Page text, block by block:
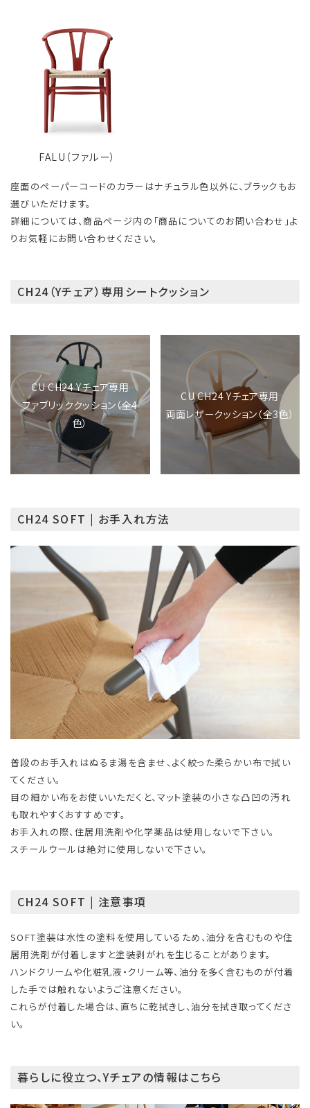
FALU（ファルー）
座面のペーパーコードのカラーはナチュラル色以外に、ブラックもお
選びいただけます。
詳細については、商品ページ内の「商品についてのお問い合わせ」よ
りお気軽にお問い合わせください。
CH24（Yチェア）専用シートクッション
CU CH24 Yチェア専用
ファブリッククッション（全4
色）
CU CH24 Yチェア専用
両面レザークッション（全3色）
CH24 SOFT | お手入れ方法
普段のお手入れはぬるま湯を含ませ、よく絞った柔らかい布で拭い
てください。
目の細かい布をお使いいただくと、マット塗装の小さな凸凹の汚れ
も取れやすくおすすめです。
お手入れの際、住居用洗剤や化学薬品は使用しないで下さい。
スチールウールは絶対に使用しないで下さい。
CH24 SOFT | 注意事項
SOFT塗装は水性の塗料を使用しているため、油分を含むものや住
居用洗剤が付着しますと塗装剥がれを生じることがあります。
ハンドクリームや化粧乳液・クリーム等、油分を多く含むものが付着
した手では触れないようご注意ください。
これらが付着した場合は、直ちに乾拭きし、油分を拭き取ってくださ
い。
暮らしに役立つ、Yチェアの情報はこちら